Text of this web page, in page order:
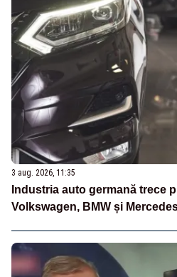
3 aug. 2026, 11:35
Industria auto germană trece
Volkswagen, BMW și